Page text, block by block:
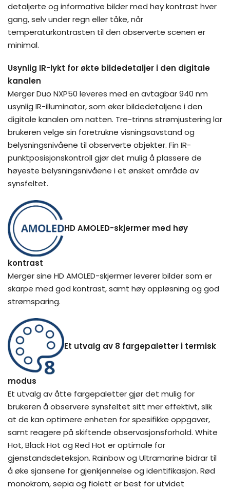
detaljerte og informative bilder med høy kontrast hver
gang, selv under regn eller tåke, når
temperaturkontrasten til den observerte scenen er
minimal.
Usynlig IR-lykt for økte bildedetaljer i den digitale
kanalen
Merger Duo NXP50 leveres med en avtagbar 940 nm
usynlig IR-illuminator, som øker bildedetaljene i den
digitale kanalen om natten. Tre-trinns strømjustering lar
brukeren velge sin foretrukne visningsavstand og
belysningsnivåene til observerte objekter. Fin IR-
punktposisjonskontroll gjør det mulig å plassere de
høyeste belysningsnivåene i et ønsket område av
synsfeltet.
HD AMOLED-skjermer med høy
kontrast
Merger sine HD AMOLED-skjermer leverer bilder som er
skarpe med god kontrast, samt høy oppløsning og god
strømsparing.
Et utvalg av 8 fargepaletter i termisk
modus
Et utvalg av åtte fargepaletter gjør det mulig for
brukeren å observere synsfeltet sitt mer effektivt, slik
at de kan optimere enheten for spesifikke oppgaver,
samt reagere på skiftende observasjonsforhold. White
Hot, Black Hot og Red Hot er optimale for
gjenstandsdeteksjon. Rainbow og Ultramarine bidrar til
å øke sjansene for gjenkjennelse og identifikasjon. Rød
monokrom, sepia og fiolett er best for utvidet